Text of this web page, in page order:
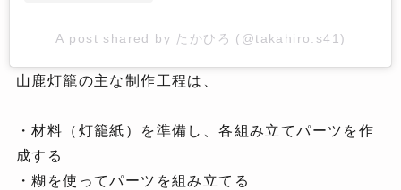
A post shared by たかひろ (@takahiro.s41)
山鹿灯籠の主な制作工程は、
・材料（灯籠紙）を準備し、各組み立てパーツを作
成する
・糊を使ってパーツを組み立てる